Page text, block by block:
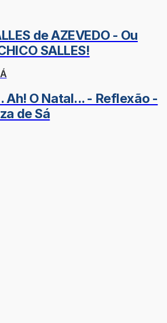
de AZEVEDO - Ou
SALLES!
Ah! O Natal... - Reflexão -
de Sá